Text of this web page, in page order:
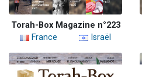
Torah-Box Magazine n°223
France
Israël